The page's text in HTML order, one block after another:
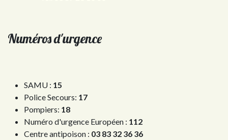
Numéros d'urgence
SAMU : 15
Police Secours: 17
Pompiers: 18
Numéro d'urgence Européen : 112
Centre antipoison : 03 83 32 36 36